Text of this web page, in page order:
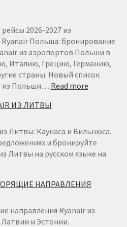
ОТ
€
29
2026-2027 из
Польша: бронирование
из аэропортов Польши в
Италию, Грецию, Германию,
страны. Новый список
из Польши… Read more:
ИЗ ЛИТВЫ
Литвы: Каунаса и Вильнюса.
и бронируйте
Литвы на русском языке на
НАПРАВЛЕНИЯ
направления Ryanair из
и Эстонии.